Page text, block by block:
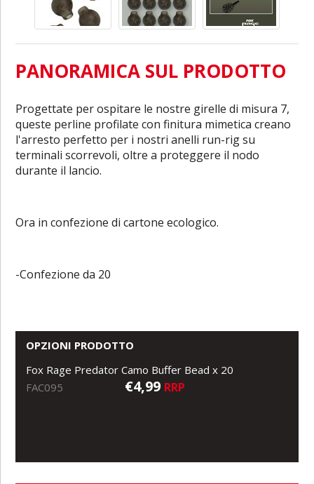
PANORAMICA SUL PRODOTTO
Progettate per ospitare le nostre girelle di misura 7,
queste perline profilate con finitura mimetica creano
l'arresto perfetto per i nostri anelli run-rig su
terminali scorrevoli, oltre a proteggere il nodo
durante il lancio.
Ora in confezione di cartone ecologico.
-Confezione da 20
OPZIONI PRODOTTO
Fox Rage Predator Camo Buffer Bead x 20
FAC095
€4,99 RRP